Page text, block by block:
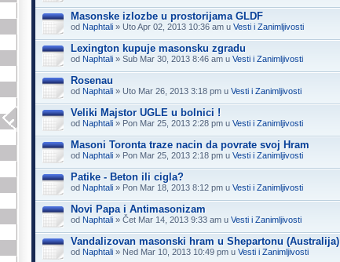
Masonske izlozbe u prostorijama GLDF
od Naphtali » Uto Apr 02, 2013 10:36 am u Vesti i Zanimljivosti
Lexington kupuje masonsku zgradu
od Naphtali » Sub Mar 30, 2013 8:46 am u Vesti i Zanimljivosti
Rosenau
od Naphtali » Uto Mar 26, 2013 3:18 pm u Vesti i Zanimljivosti
Veliki Majstor UGLE u bolnici !
od Naphtali » Pon Mar 25, 2013 2:28 pm u Vesti i Zanimljivosti
Masoni Toronta traze nacin da povrate svoj Hram
od Naphtali » Pon Mar 25, 2013 2:18 pm u Vesti i Zanimljivosti
Patike - Beton ili cigla?
od Naphtali » Pon Mar 18, 2013 8:12 pm u Vesti i Zanimljivosti
Novi Papa i Antimasonizam
od Naphtali » Čet Mar 14, 2013 9:33 am u Vesti i Zanimljivosti
Vandalizovan masonski hram u Shepartonu (Australija)
od Naphtali » Ned Mar 10, 2013 10:49 pm u Vesti i Zanimljivosti